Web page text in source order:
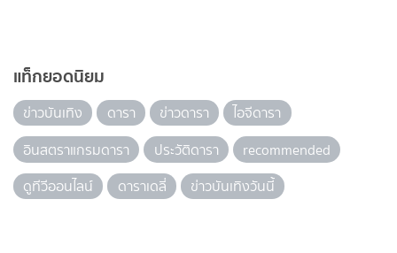
แท็กยอดนิยม
ข่าวบันเทิง ดารา ข่าวดารา
ไอจีดารา
อินสตราแกรมดารา
ประวัติดารา
recommended
ดูทีวีออนไลน์
ดาราเดลี่ ข่าวบันเทิงวันนี้